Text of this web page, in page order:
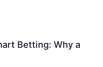
Betting: Why a